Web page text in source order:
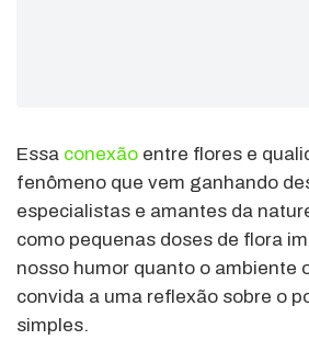
Essa conexão entre flores e
fenômeno que vem ganhando
especialistas e amantes da
como pequenas doses de flora
nosso humor quanto o ambiente
convida a uma reflexão sobre o
simples.